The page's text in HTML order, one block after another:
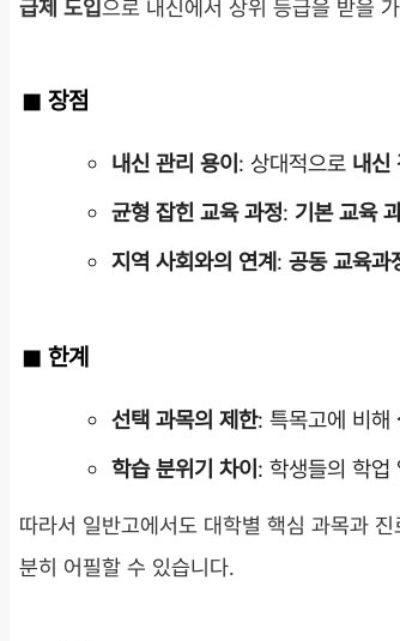
급제 도입으로 내신에서 상위 등급을 받을
장점
내신 관리 용이: 상대적으로 내신
균형 잡힌 교육 과정: 기본 교육
지역 사회와의 연계:공동 교육과
한계
선택 과목의 제한: 특목고에 비해
학습 분위기 차이 : 학생들의 학
따라서 일반고에서도 대학별 핵심 과목과
분히 어필할 수 있습니다.